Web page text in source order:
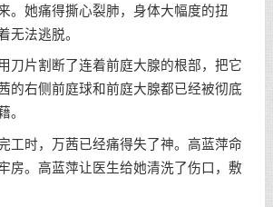
。她痛得撕心裂肺，身体大幅度的扭
无法逃脱。
片割断了连着前庭大腺的根部，把它
的右侧前庭球和前庭大腺都已经被彻底
。
时，万茜已经痛得失了神。高蓝萍命
房。高蓝萍让医生给她清洗了伤口，敷